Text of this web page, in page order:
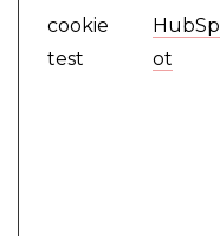
cookie
test
HubSp
ot